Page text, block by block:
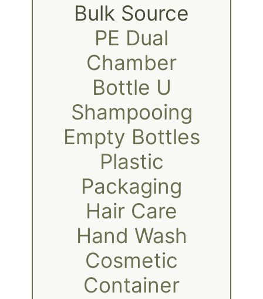
Bulk Source
PE Dual
Chamber
Bottle U
Shampooing
Empty Bottles
Plastic
Packaging
Hair Care
Hand Wash
Cosmetic
Container